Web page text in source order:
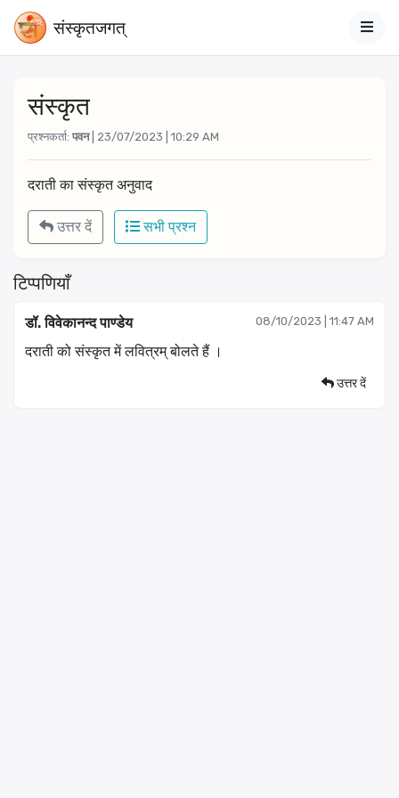
संस्‍कृतजगत्
संस्कृत
प्रश्नकर्ता: पवन| 23/07/2023 | 10:29 AM
दराती का संस्कृत अनुवाद
उत्तर दें सभी प्रश्न
टिप्पणियाँ
डॉ. विवेकानन्द पाण्डेय 08/10/2023 | 11:47 AM
दराती को संस्कृत में लवित्रम् बोलते हैं ।
उत्तर दें